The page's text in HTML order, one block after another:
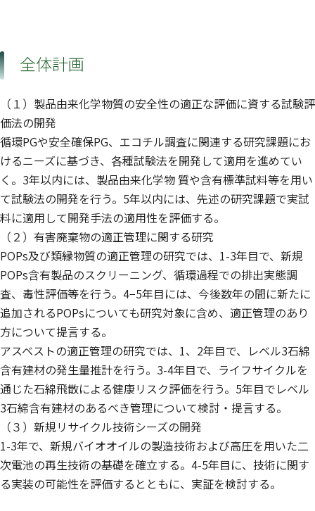
全体計画
（１）製品由来化学物質の安全性の適正な評価に資する試験評
価法の開発
循環PGや安全確保PG、エコチル調査に関連する研究課題にお
けるニーズに基づき、各種試験法を開発して適用を進めてい
く。3年以内には、製品由来化学物 質や含有標準試料等を用い
て試験法の開発を行う。5年以内には、先述の研究課題で実試
料に適用して開発手法の適用性を評価する。
（２）有害廃棄物の適正管理に関する研究
POPs及び類縁物質の適正管理の研究では、1-3年目で、新規
POPs含有製品のスクリーニング、循環過程での排出実態調
査、毒性評価等を行う。4−5年目には、今後数年の間に新たに
追加されるPOPsについても研究対象に含め、適正管理のあり
方について提言する。
アスベストの適正管理の研究では、1、2年目で、レベル3石綿
含有建材の発生量推計を行う。3-4年目で、ライフサイクルを
通じた石綿飛散による健康リスク評価を行う。5年目でレベル
3石綿含有建材のあるべき管理について検討・提言する。
（３）新規リサイクル技術シーズの開発
1-3年で、新規バイオオイルの製造技術および高圧を用いた二
次電池の再生技術の基礎を確立する。4-5年目に、技術に関す
る実装の可能性を評価するとともに、実証を検討する。